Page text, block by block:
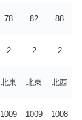
78 82 88
2 2 2
北東 北東 北西
1009 1009 1008